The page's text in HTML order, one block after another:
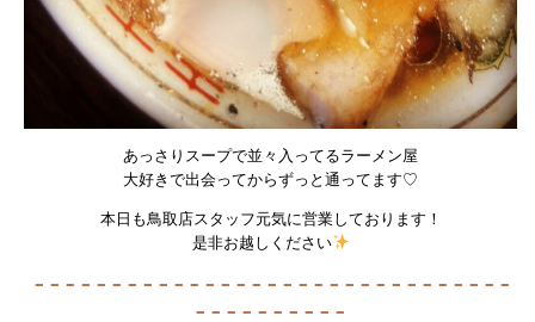
あっさりスープで並々入ってるラーメン屋
大好きで出会ってからずっと通ってます♡
本日も鳥取店スタッフ元気に営業しております！
是非お越しください
－－－－－－－－－－－－－－－－－－－－－－－－－－－－－－－
－－－－－－－－－－